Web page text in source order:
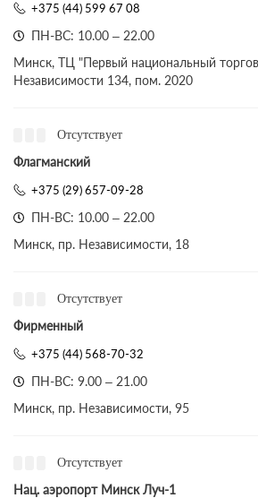
+375 (44) 599 67 08
ПН-ВС: 10.00 – 22.00
Минск, ТЦ "Первый национальный
Независимости 134, пом. 2020
Отсутствует
Флагманский
+375 (29) 657-09-28
ПН-ВС: 10.00 – 22.00
Минск, пр. Независимости, 18
Отсутствует
Фирменный
+375 (44) 568-70-32
ПН-ВС: 9.00 – 21.00
Минск, пр. Независимости, 95
Отсутствует
Нац. аэропорт Минск Луч-1